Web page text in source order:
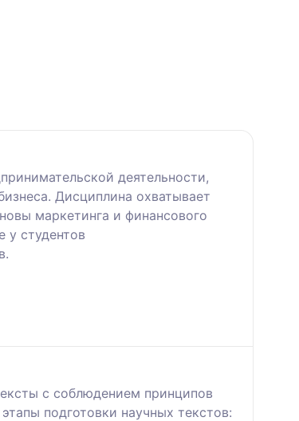
деятельности,
Дисциплина охватывает
маркетинга и финансового
у студентов
с соблюдением принципов
подготовки научных текстов: